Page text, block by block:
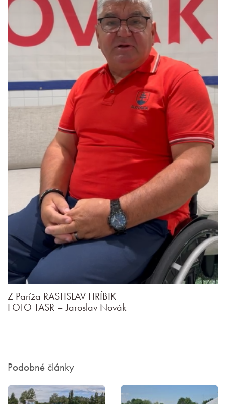
Z Paríža RASTISLAV HRÍBIK
FOTO TASR – Jaroslav Novák
Podobné články